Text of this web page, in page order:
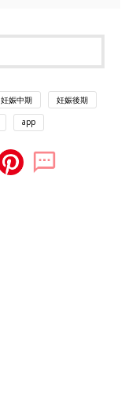
妊娠中期 妊娠後期
app